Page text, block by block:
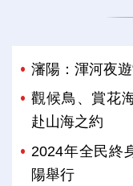
瀋陽：渾河夜
觀候鳥、賞花
赴山海之約
2024年全民終
陽舉行